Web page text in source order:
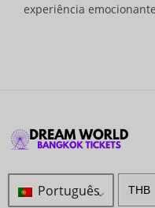
experiência
Português THB